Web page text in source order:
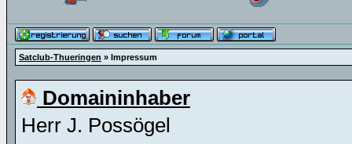
Satclub-Thueringen » Impressum
Domaininhaber
Herr J. Possögel